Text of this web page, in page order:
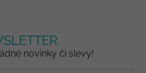
novinky či slevy!